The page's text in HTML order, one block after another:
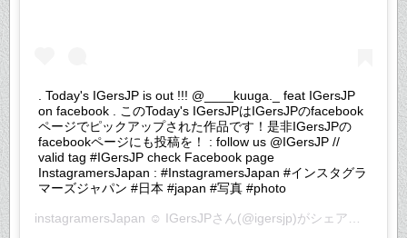
. Today's IGersJP is out !!! @____kuuga._ feat IGersJP
on facebook . このToday's IGersJPはIGersJPのfacebook
ページでピックアップされた作品です！是非IGersJPの
facebookページにも投稿を！ : follow us @IGersJP //
valid tag #IGersJP check Facebook page
InstagramersJapan : #InstagramersJapan #インスタグラ
マーズジャパン #日本 #japan #写真 #photo
instagramersJapan ☺︎ IGersJPさん(@igersjp)がシェアした投稿 –